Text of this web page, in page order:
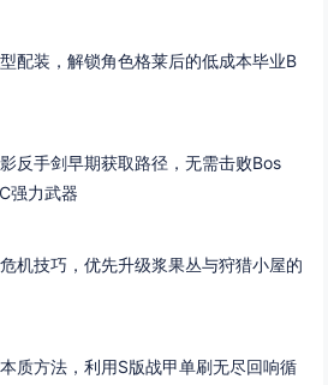
配装，解锁角色格莱后的低成本毕业B
反手剑早期获取路径，无需击败Bos
强力武器
机技巧，优先升级浆果丛与狩猎小屋的
质方法，利用S版战甲单刷无尽回响循